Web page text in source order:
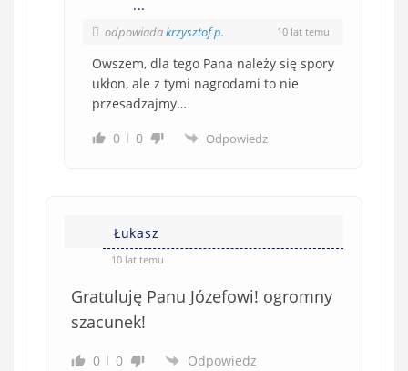
...
odpowiadakrzysztof p. 10 lat temu
Owszem, dla tego Pana należy się spory
ukłon, ale z tymi nagrodami to nie
przesadzajmy…
0
0 Odpowiedz
Łukasz
10 lat temu
Gratuluję Panu Józefowi! ogromny
szacunek!
0 0 Odpowiedz